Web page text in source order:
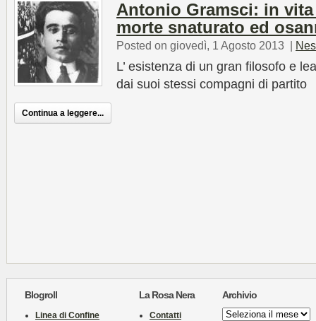
Antonio Gramsci: in
morte snaturato ed
Posted on giovedì, 1 Agosto 2013 |
L’ esistenza di un gran filosofo e
dai suoi stessi compagni di partito
Continua a leggere...
Blogroll
Linea di Confine
La Rosa Nera
Contatti
Archivio
Archivio